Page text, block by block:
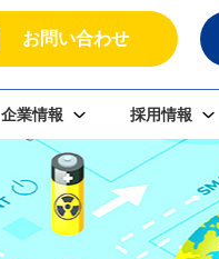
お問い合わせ
企業情報 採用情報